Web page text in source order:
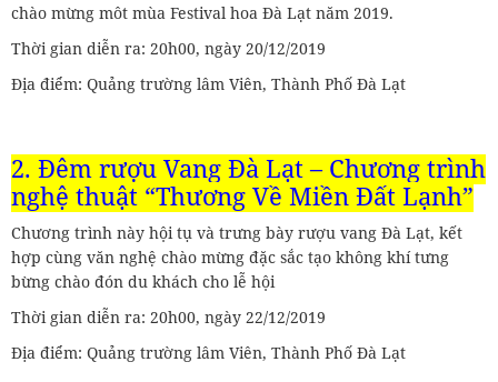
chào mừng môt mùa Festival hoa Đà Lạt năm 2019.
Thời gian diễn ra: 20h00, ngày 20/12/2019
Địa điểm: Quảng trường lâm Viên, Thành Phố Đà Lạt
2. Đêm rượu Vang Đà Lạt – Chương trình
nghệ thuật “Thương Về Miền Đất Lạnh”
Chương trình này hội tụ và trưng bày rượu vang Đà Lạt, kết
hợp cùng văn nghệ chào mừng đặc sắc tạo không khí tưng
bừng chào đón du khách cho lễ hội
Thời gian diễn ra: 20h00, ngày 22/12/2019
Địa điểm: Quảng trường lâm Viên, Thành Phố Đà Lạt